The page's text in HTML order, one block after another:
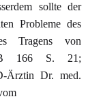
sollte der
Probleme des
Tragens von
166 S. 21;
Ärztin Dr. med.